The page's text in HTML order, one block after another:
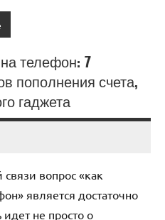
телефон: 7
пополнения счета,
гаджета
вопрос «как
является достаточно
не просто о